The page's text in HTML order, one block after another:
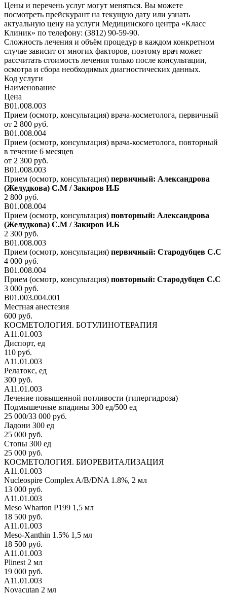
Цены и перечень услуг могут меняться. Вы можете
посмотреть прейскурант на текущую дату или узнать
актуальную цену на услуги Медицинского центра «Класс
Клиник» по телефону: (3812) 90-59-90.
Сложность лечения и объём процедур в каждом конкретном
случае зависит от многих факторов, поэтому врач может
рассчитать стоимость лечения только после консультации,
осмотра и сбора необходимых диагностических данных.
Код услуги
Наименование
Цена
В01.008.003
Прием (осмотр, консультация) врача-косметолога, первичный
от 2 800 руб.
В01.008.004
Прием (осмотр, консультация) врача-косметолога, повторный
в течение 6 месяцев
от 2 300 руб.
В01.008.003
Прием (осмотр, консультация) первичный: Александрова
(Желудкова) С.М / Закиров И.Б
2 800 руб.
В01.008.004
Прием (осмотр, консультация) повторный: Александрова
(Желудкова) С.М / Закиров И.Б
2 300 руб.
В01.008.003
Прием (осмотр, консультация) первичный: Стародубцев С.С
4 000 руб.
В01.008.004
Прием (осмотр, консультация) повторный: Стародубцев С.С
3 000 руб.
В01.003.004.001
Местная анестезия
600 руб.
КОСМЕТОЛОГИЯ. БОТУЛИНОТЕРАПИЯ
А11.01.003
Диспорт, ед
110 руб.
А11.01.003
Релатокс, ед
300 руб.
А11.01.003
Лечение повышенной потливости (гипергидроза)
Подмышечные впадины 300 ед/500 ед
25 000/33 000 руб.
Ладони 300 ед
25 000 руб.
Стопы 300 ед
25 000 руб.
КОСМЕТОЛОГИЯ. БИОРЕВИТАЛИЗАЦИЯ
А11.01.003
Nucleospire Complex A/B/DNA 1.8%, 2 мл
13 000 руб.
А11.01.003
Meso Wharton P199 1,5 мл
18 500 руб.
А11.01.003
Meso-Xanthin 1.5% 1,5 мл
18 500 руб.
А11.01.003
Plinest 2 мл
19 000 руб.
А11.01.003
Novacutan 2 мл